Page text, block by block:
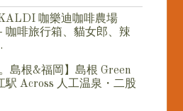
咖樂迪咖啡農場
咖啡旅行箱、貓女郎、辣
島根&福岡】島根 Green
駅 Across 人工温泉・二股